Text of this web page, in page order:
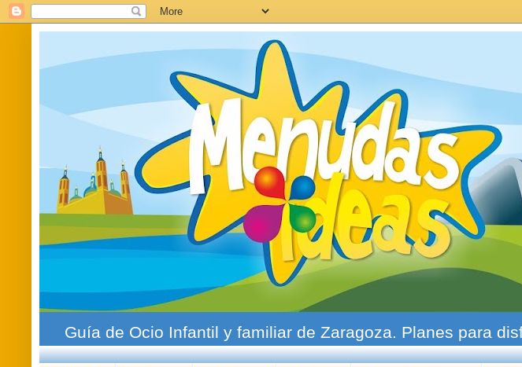
Guía de Ocio Infantil y familiar de Zaragoza. Planes para